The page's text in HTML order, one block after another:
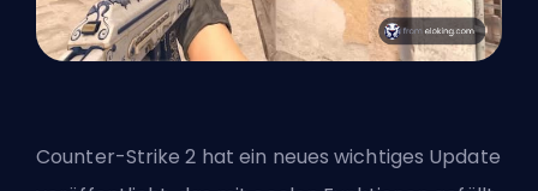
Counter-Strike 2 hat ein neues wichtiges Update